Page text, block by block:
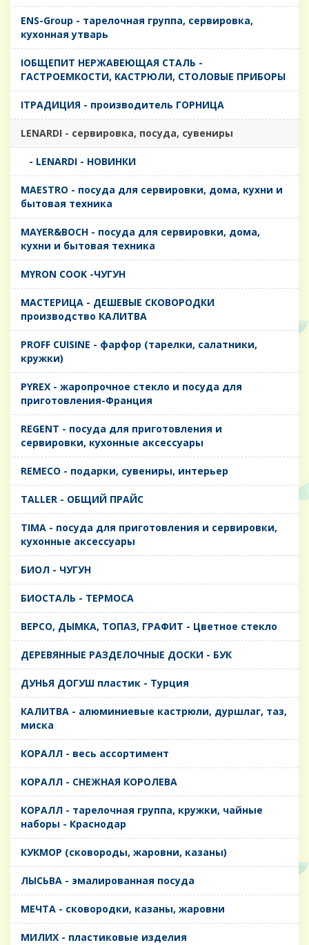
ENS-Group - тарелочная группа, сервировка,
кухонная утварь
IОБЩЕПИТ НЕРЖАВЕЮЩАЯ СТАЛЬ -
ГАСТРОЕМКОСТИ, КАСТРЮЛИ, СТОЛОВЫЕ ПРИБОРЫ
IТРАДИЦИЯ - производитель ГОРНИЦА
LENARDI - сервировка, посуда, сувениры
- LENARDI - НОВИНКИ
MAESTRO - посуда для сервировки, дома, кухни и
бытовая техника
MAYER&BOCH - посуда для сервировки, дома,
кухни и бытовая техника
MYRON COOK -ЧУГУН
MАСТЕРИЦА - ДЕШЕВЫЕ СКОВОРОДКИ
производство КАЛИТВА
PROFF CUISINE - фарфор (тарелки, салатники,
кружки)
PYREX - жаропрочное стекло и посуда для
приготовления-Франция
REGENT - посуда для приготовления и
сервировки, кухонные аксессуары
REMECO - подарки, сувениры, интерьер
TALLER - ОБЩИЙ ПРАЙС
TIMA - посуда для приготовления и сервировки,
кухонные аксессуары
БИОЛ - ЧУГУН
БИОСТАЛЬ - ТЕРМОСА
ВЕРСО, ДЫМКА, ТОПАЗ, ГРАФИТ - Цветное стекло
ДЕРЕВЯННЫЕ РАЗДЕЛОЧНЫЕ ДОСКИ - БУК
ДУНЬЯ ДОГУШ пластик - Турция
КАЛИТВА - алюминиевые кастрюли, дуршлаг, таз,
миска
КОРАЛЛ - весь ассортимент
КОРАЛЛ - СНЕЖНАЯ КОРОЛЕВА
КОРАЛЛ - тарелочная группа, кружки, чайные
наборы - Краснодар
КУКМОР (сковороды, жаровни, казаны)
ЛЫСЬВА - эмалированная посуда
МЕЧТА - сковородки, казаны, жаровни
МИЛИХ - пластиковые изделия